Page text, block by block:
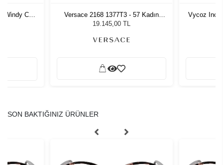
Windy CRT
Versace 2168 1377T3 - 57 Kadın
Güneş Gözlüğü
19.145,00 TL
Vycoz
SON BAKTIĞINIZ ÜRÜNLER